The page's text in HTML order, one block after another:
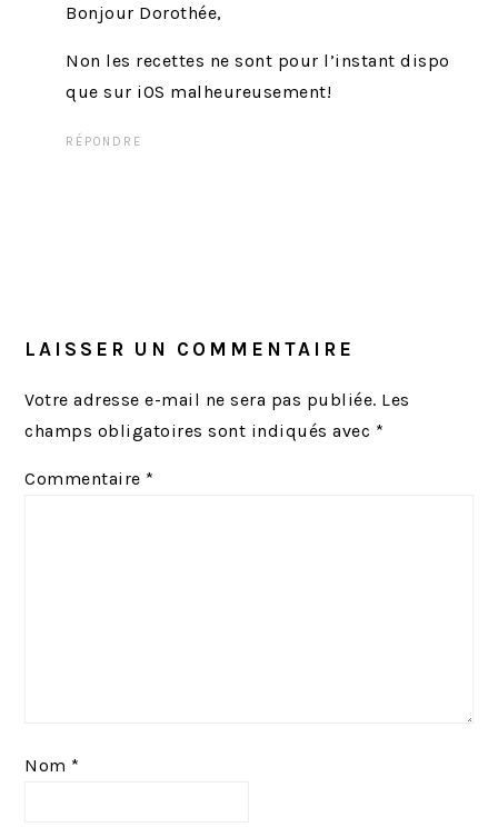
Bonjour Dorothée,
Non les recettes ne sont pour l’instant dispo
que sur iOS malheureusement!
RÉPONDRE
LAISSER UN COMMENTAIRE
Votre adresse e-mail ne sera pas publiée. Les
champs obligatoires sont indiqués avec *
Commentaire *
Nom *